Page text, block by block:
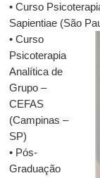
• Curso
Sapientiae (São
• Curso
Psicoterapia
Analítica de
Grupo –
CEFAS
(Campinas –
SP)
• Pós-
Graduação